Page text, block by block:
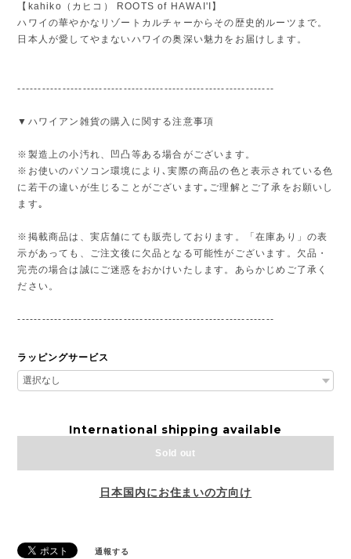
【kahiko（カヒコ） ROOTS of HAWAI'I】
ハワイの華やかなリゾートカルチャーからその歴史的ルーツまで。
日本人が愛してやまないハワイの奥深い魅力をお届けします。
---------------------------------------------------------------
▼ハワイアン雑貨の購入に関する注意事項
※製造上の小汚れ、凹凸等ある場合がございます。
※お使いのパソコン環境により､実際の商品の色と表示されている色
に若干の違いが生じることがございます｡ご理解とご了承をお願いし
ます｡
※掲載商品は、実店舗にても販売しております。「在庫あり」の表
示があっても、ご注文後に欠品となる可能性がございます。欠品・
完売の場合は誠にご迷惑をおかけいたします。あらかじめご了承く
ださい。
---------------------------------------------------------------
ラッピングサービス
International shipping available
Sold out
日本国内にお住まいの方向け
通報する